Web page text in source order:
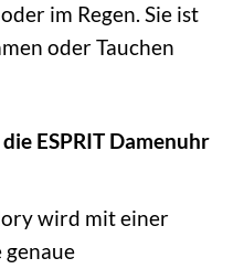
im Regen. Sie ist
oder Tauchen
ESPRIT Damenuhr
wird mit einer